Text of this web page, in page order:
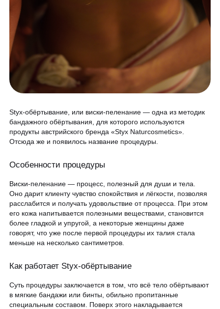
Лазерная эпиляция
Сертификаты
Программа лояльности
QC Магазин
Специалисты
Вакансии
Оборудование
Программа лояльности
СМИ о нас
Блог
Образование
Контакты
ЗАПИСАТЬСЯ НА КОНСУЛЬТАЦИЮ
Styx-обёртывание, или виски-пеленание — одна из методик
бандажного обёртывания, для которого используются
продукты австрийского бренда «Styx Naturcosmetics».
Отсюда же и появилось название процедуры.
Особенности процедуры
Виски-пеленание — процесс, полезный для души и тела.
Оно дарит клиенту чувство спокойствия и лёгкости, позволяя
расслабится и получать удовольствие от процесса. При этом
его кожа напитывается полезными веществами, становится
более гладкой и упругой, а некоторые женщины даже
говорят, что уже после первой процедуры их талия стала
меньше на несколько сантиметров.
Как работает Styx-обёртывание
Суть процедуры заключается в том, что всё тело обёртывают
в мягкие бандажи или бинты, обильно пропитанные
специальным составом. Поверх этого накладывается